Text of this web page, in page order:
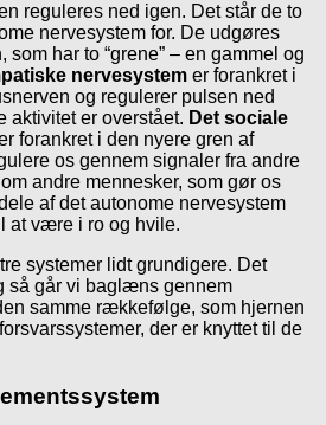
reguleres ned igen. Det står de to
nervesystem for. De udgøres
har to “grene” – en gammel og
nervesystem er forankret i
og regulerer pulsen ned
aktivitet er overstået. Det sociale
forankret i den nyere gren af
os gennem signaler fra andre
andre mennesker, som gør os
af det autonome nervesystem
at være i ro og hvile.
systemer lidt grundigere. Det
så går vi baglæns gennem
samme rækkefølge, som hjernen
der er knyttet til de